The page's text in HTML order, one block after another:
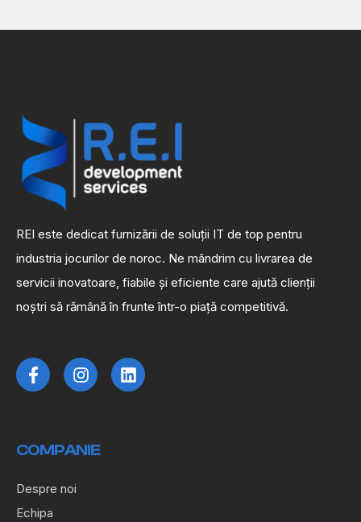
REI este dedicat furnizării de soluții IT de top pentru
industria jocurilor de noroc. Ne mândrim cu livrarea de
servicii inovatoare, fiabile și eficiente care ajută clienții
noștri să rămână în frunte într-o piață competitivă.
COMPANIE
Despre noi
Echipa